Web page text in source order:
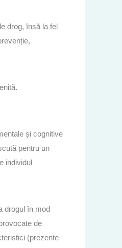
drog, însă la fel
și cognitive
pentru un
individul
drogul în mod
de
(prezente